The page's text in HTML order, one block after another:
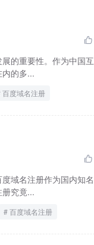

的重要性。作为中国互
的多...
百度域名注册

域名注册作为国内知名
究竟...
百度域名注册